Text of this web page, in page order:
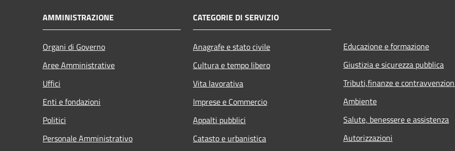
AMMINISTRAZIONE
Organi di Governo
Aree Amministrative
Uffici
Enti e fondazioni
Politici
Personale Amministrativo
CATEGORIE DI SERVIZIO
Anagrafe e stato civile
Cultura e tempo libero
Vita lavorativa
Imprese e Commercio
Appalti pubblici
Catasto e urbanistica
Educazione e formazione
Giustizia e sicurezza pubblica
Tributi,finanze e
Ambiente
Salute, benessere e assistenza
Autorizzazioni